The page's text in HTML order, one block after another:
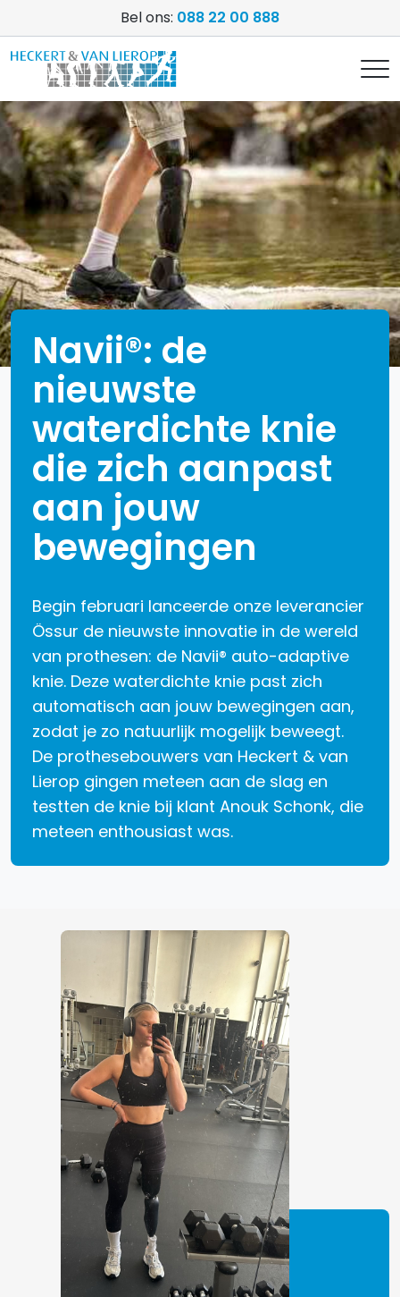
Bel ons: 088 22 00 888
Navii®: de
nieuwste
waterdichte knie
die zich aanpast
aan jouw
bewegingen
Begin februari lanceerde onze leverancier
Össur de nieuwste innovatie in de wereld
van prothesen: de Navii® auto-adaptive
knie. Deze waterdichte knie past zich
automatisch aan jouw bewegingen aan,
zodat je zo natuurlijk mogelijk beweegt.
De prothesebouwers van Heckert & van
Lierop gingen meteen aan de slag en
testten de knie bij klant Anouk Schonk, die
meteen enthousiast was.